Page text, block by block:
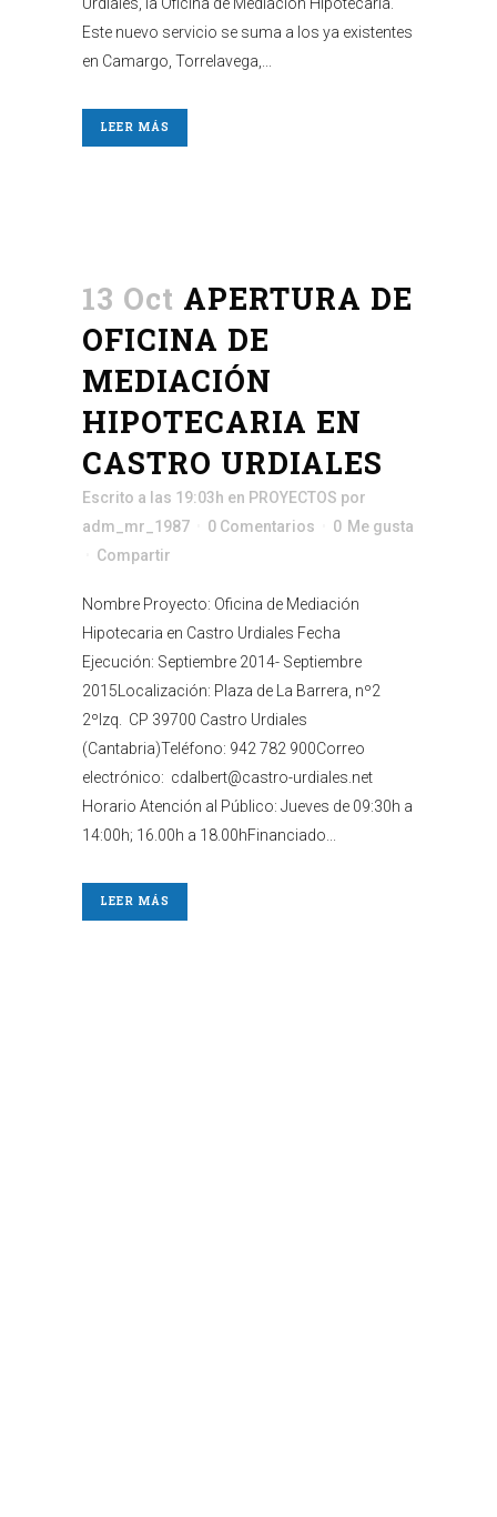
Este nuevo servicio se suma a los ya existentes
en Camargo, Torrelavega,...
LEER MÁS
13 Oct APERTURA DE
OFICINA DE
MEDIACIÓN
HIPOTECARIA EN
CASTRO URDIALES
Escrito a las 19:03h en PROYECTOS por
adm_mr_1987
0 Comentarios 0 Me gusta
Compartir
Nombre Proyecto: Oficina de Mediación
Hipotecaria en Castro Urdiales Fecha
Ejecución: Septiembre 2014- Septiembre
2015Localización: Plaza de La Barrera, nº2
2ºIzq. CP 39700 Castro Urdiales
(Cantabria)Teléfono: 942 782 900Correo
electrónico: cdalbert@castro-urdiales.net
Horario Atención al Público: Jueves de 09:30h a
14:00h; 16.00h a 18.00hFinanciado...
LEER MÁS